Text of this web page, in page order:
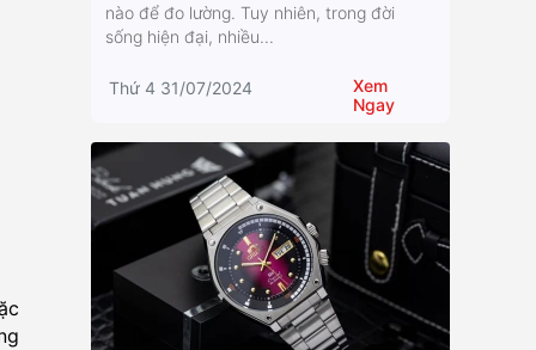
nào để đo lường. Tuy nhiên, trong đời
sống hiện đại, nhiều...
Thứ 4 31/07/2024
Xem
Ngay